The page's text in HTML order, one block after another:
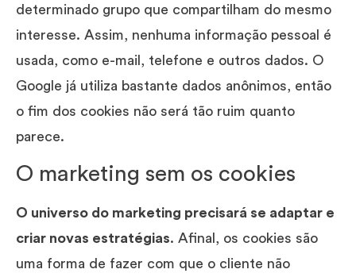
determinado grupo que compartilham do mesmo
interesse. Assim, nenhuma informação pessoal é
usada, como e-mail, telefone e outros dados. O
Google já utiliza bastante dados anônimos, então
o fim dos cookies não será tão ruim quanto
parece.
O marketing sem os cookies
O universo do marketing precisará se adaptar e
criar novas estratégias. Afinal, os cookies são
uma forma de fazer com que o cliente não